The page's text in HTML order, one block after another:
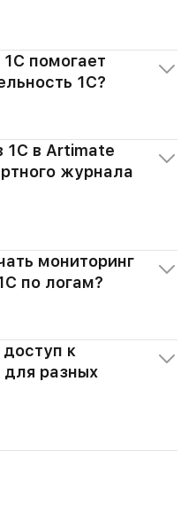
1С помогает
1С?
1С в Artimate
журнала
мониторинг
по логам?
к
для разных